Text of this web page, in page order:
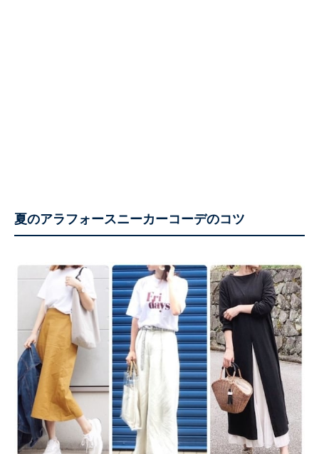
夏のアラフォースニーカーコーデのコツ